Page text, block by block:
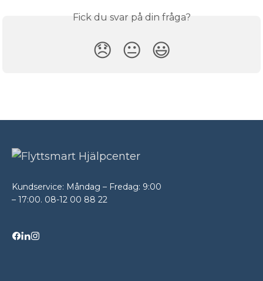
Fick du svar på din fråga?
😞 😐 😃
Kundservice: Måndag – Fredag: 9:00
– 17:00. 08-12 00 88 22